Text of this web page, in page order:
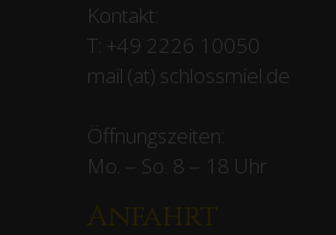
Kontakt:
T: +49 2226 10050
mail (at) schlossmiel.de
Öffnungszeiten:
Mo. – So. 8 – 18 Uhr
Anfahrt